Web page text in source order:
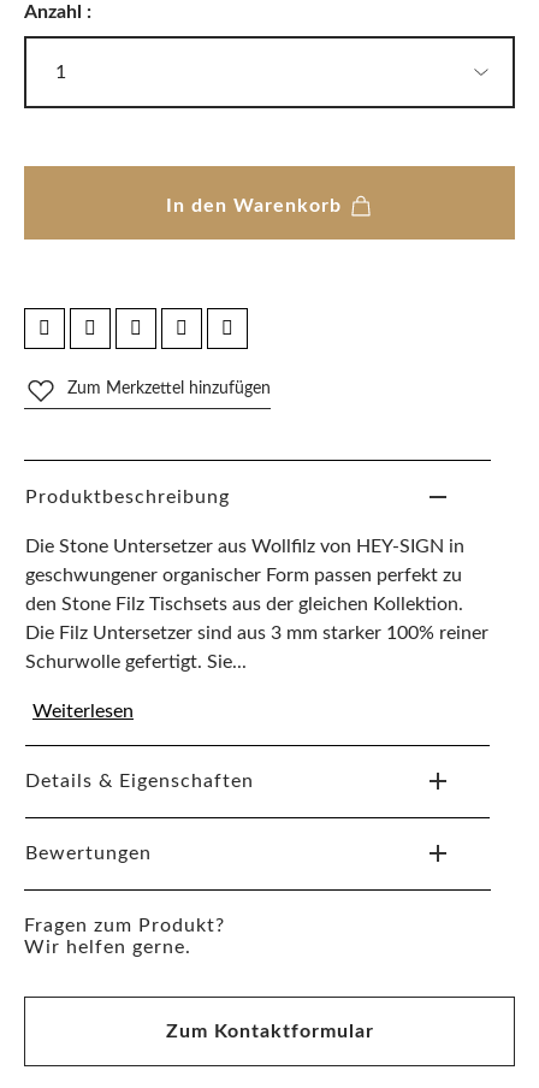
Anzahl :
In den Warenkorb
Zum Merkzettel hinzufügen
Produktbeschreibung
Die Stone Untersetzer aus Wollfilz von HEY-SIGN in
geschwungener organischer Form passen perfekt zu
den Stone Filz Tischsets aus der gleichen Kollektion.
Die Filz Untersetzer sind aus 3 mm starker 100% reiner
Schurwolle gefertigt. Sie...
Weiterlesen
Details & Eigenschaften
Bewertungen
Fragen zum Produkt?
Wir helfen gerne.
Zum Kontaktformular